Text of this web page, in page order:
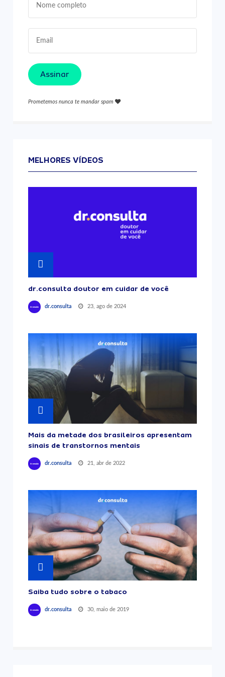
Assinar
Prometemos nunca te mandar spam
MELHORES VÍDEOS
dr.consulta doutor em cuidar de você
dr.consulta 23, ago de 2024
Mais da metade dos brasileiros apresentam
sinais de transtornos mentais
dr.consulta 21, abr de 2022
Saiba tudo sobre o tabaco
dr.consulta 30, maio de 2019